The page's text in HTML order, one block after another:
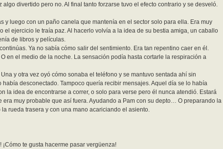
divertido pero no. Al final tanto forzarse tuvo el efecto contrario y se desveló.
luego con un paño canela que mantenía en el sector solo para ella. Era muy
ejercicio le traía paz. Al hacerlo volvía a la idea de su bestia amiga, un caballo
de libros y películas.
Ya no sabía cómo salir del sentimiento. Era tan repentino caer en él.
en el medio de la noche. La sensación podía hasta cortarle la respiración a
y otra vez oyó cómo sonaba el teléfono y se mantuvo sentada ahí sin
desconectado. Tampoco quería recibir mensajes. Aquel día se lo había
la idea de encontrarse a correr, o solo para verse pero él nunca atendió. Estará
muy probable que así fuera. Ayudando a Pam con su depto… O preparando la
rueda trasera y con una mano acariciando el asiento.
te gusta hacerme pasar vergüenza!